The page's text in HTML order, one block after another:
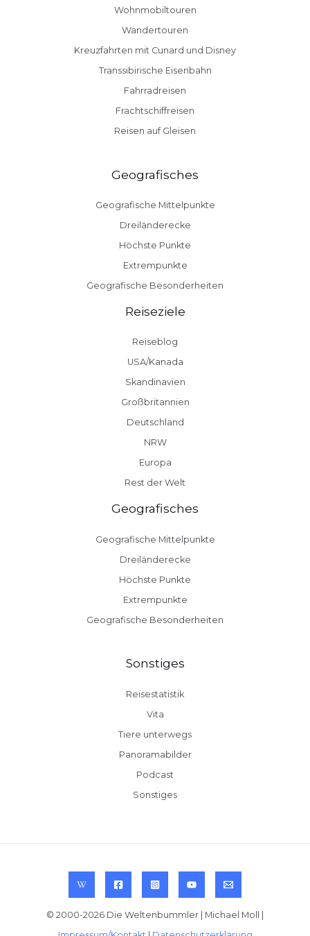
Wohnmobiltouren
Wandertouren
Kreuzfahrten mit Cunard und Disney
Transsibirische Eisenbahn
Fahrradreisen
Frachtschiffreisen
Reisen auf Gleisen
Geografisches
Geografische Mittelpunkte
Dreiländerecke
Höchste Punkte
Extrempunkte
Geografische Besonderheiten
Reiseziele
Reiseblog
USA/Kanada
Skandinavien
Großbritannien
Deutschland
NRW
Europa
Rest der Welt
Geografisches
Geografische Mittelpunkte
Dreiländerecke
Höchste Punkte
Extrempunkte
Geografische Besonderheiten
Sonstiges
Reisestatistik
Vita
Tiere unterwegs
Panoramabilder
Podcast
Sonstiges
© 2000-2026 Die Weltenbummler | Michael Moll |